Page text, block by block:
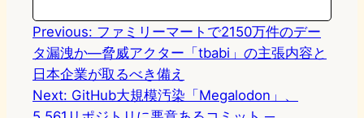
Previous: ファミリーマートで2150万件のデー
タ漏洩か—脅威アクター「tbabi」の主張内容と
日本企業が取るべき備え
Next: GitHub大規模汚染「Megalodon」、